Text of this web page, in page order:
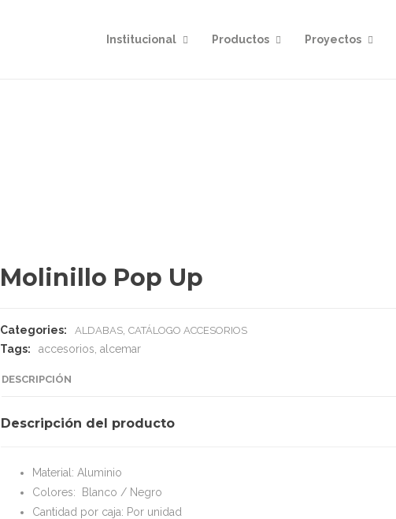
Institucional Productos Proyectos
Molinillo Pop Up
Categories: ALDABAS CATÁLOGO ACCESORIOS
Tags: accesorios alcemar
DESCRIPCIÓN
Descripción del producto
Material: Aluminio
Colores: Blanco / Negro
Cantidad por caja: Por unidad